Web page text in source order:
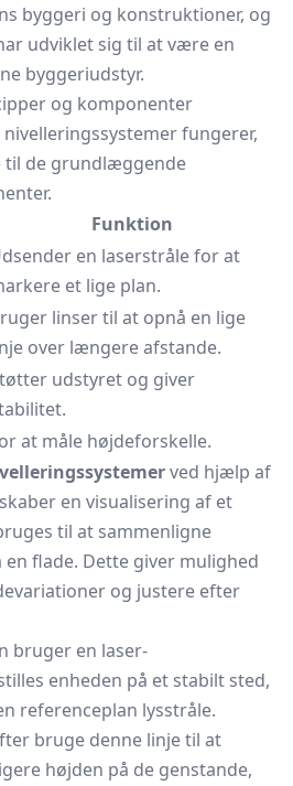
byggeri og konstruktioner, og
udviklet sig til at være en
byggeriudstyr.
og komponenter
fungerer,
til de grundlæggende
Funktion
en laserstråle for at
et lige plan.
linser til at opnå en lige
over længere afstande.
udstyret og giver
at måle højdeforskelle.
ved hjælp af
en visualisering af et
til at sammenligne
flade. Dette giver mulighed
og justere efter
bruger en laser-
enheden på et stabilt sted,
referenceplan lysstråle.
bruge denne linje til at
højden på de genstande,